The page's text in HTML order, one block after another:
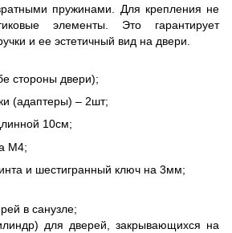
пружинами. Для крепления не
элементы. Это гарантирует
и ее эстетичный вид на двери.
стороны двери);
(адаптеры) – 2шт;
10см;
М4;
и шестигранный ключ на 3мм;
в санузле;
для дверей, закрывающихся на